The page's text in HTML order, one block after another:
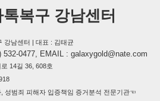
복구 강남센터
강남센터 | 대표 : 김태균
532-0477, EMAIL : galaxygold@nate.com
14길 36, 608호
성범죄 피해자 입증책임 증거분석 전문기관☜